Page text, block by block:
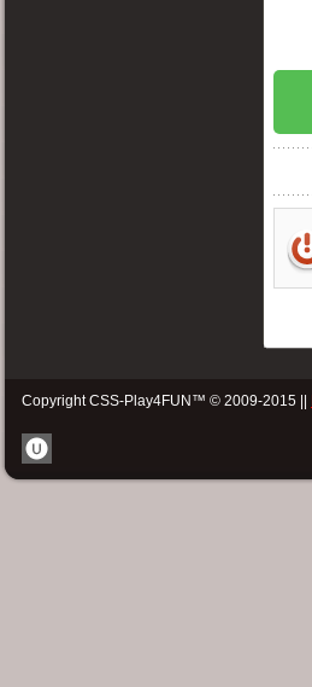
Copyright CSS-Play4FUN™ © 2009-2015 ||